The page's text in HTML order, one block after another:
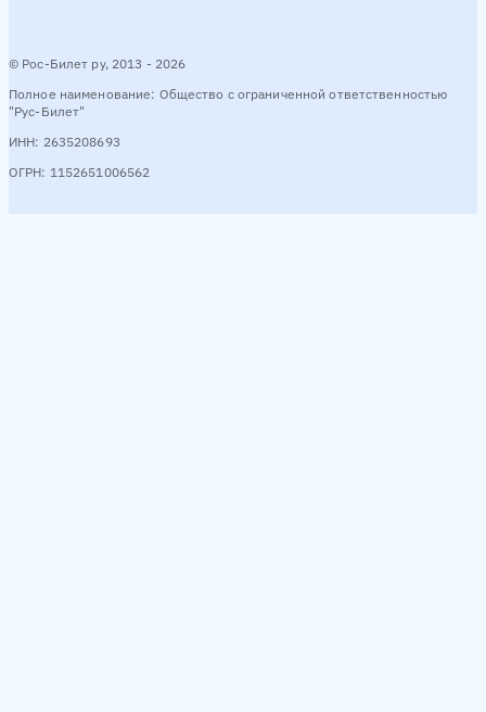
© Рос-Билет ру, 2013 - 2026
Полное наименование: Общество с ограниченной ответственностью
"Рус-Билет"
ИНН: 2635208693
ОГРН: 1152651006562